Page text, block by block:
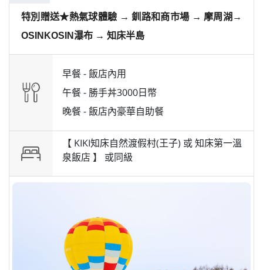
特別贈送★熱氣球體驗 → 釧路和商市場 → 摩周湖→
OSINKOSIN瀑布 → 知床半島
早餐 -飯店內用
午餐 - 勝手丼3000日幣
晚餐 -飯店內豪華自助餐
【 KIKI知床自然渡假村(王子) 或 知床第一溫
泉飯店 】 或同級